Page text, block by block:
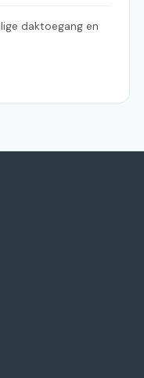
daktoegang en